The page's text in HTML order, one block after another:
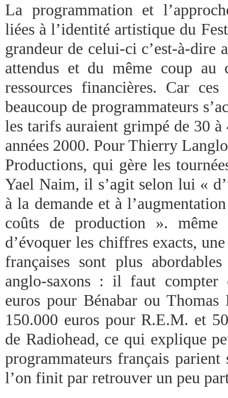
La programmation et
liées à l’identité artistique du
grandeur de celui-ci c’est-à-dire
attendus et du même coup au
ressources financières. Car
beaucoup de programmateurs
les tarifs auraient grimpé de 30 à
années 2000. Pour Thierry
Productions, qui gère les
Yael Naim, il s’agit selon lui «
à la demande et à
coûts de production ». même
d’évoquer les chiffres exacts,
françaises sont plus
anglo-saxons : il faut compter
euros pour Bénabar ou
150.000 euros pour R.E.M. et
de Radiohead, ce qui explique
programmateurs français
l’on finit par retrouver un peu